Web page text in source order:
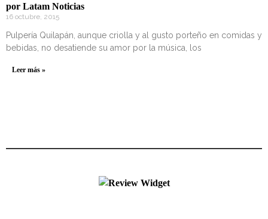
por Latam Noticias
16 octubre, 2015
Pulpería Quilapán, aunque criolla y al gusto porteño en comidas y
bebidas, no desatiende su amor por la música, los
Leer más »